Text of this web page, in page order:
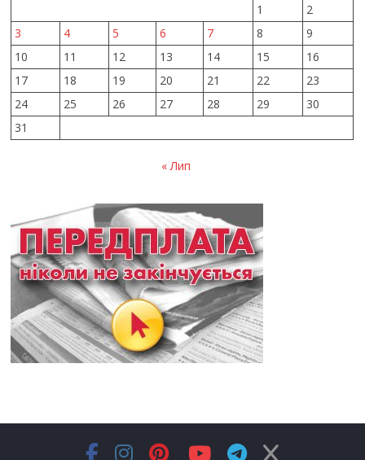
1
2
3
4 5 6 7 8
9
10
11 12 13 14 15
16
17
18 19 20 21 22
23
24
25 26 27 28 29
30
31
« Лип